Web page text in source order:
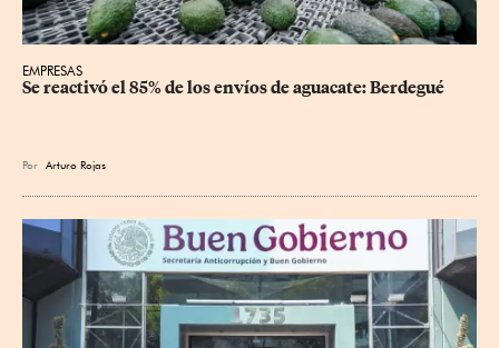
EMPRESAS
Se reactivó el 85% de los envíos de aguacate: Berdegué
Por Arturo Rojas